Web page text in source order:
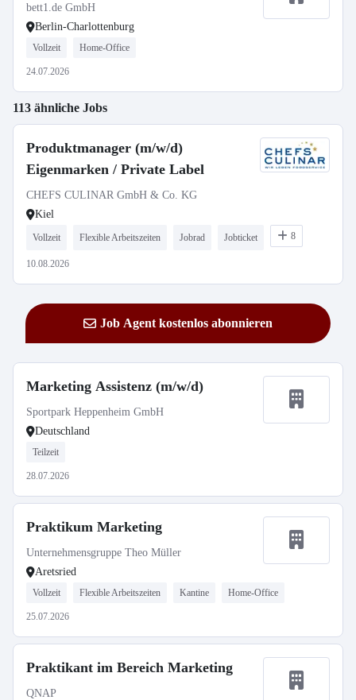
bett1.de GmbH
Berlin-Charlottenburg
Vollzeit Home-Office
24.07.2026
113 ähnliche Jobs
Produktmanager (m/w/d)
Eigenmarken / Private Label
CHEFS CULINAR GmbH & Co. KG
Kiel
Vollzeit Flexible Arbeitszeiten Jobrad Jobticket 8
10.08.2026
Job Agent kostenlos abonnieren
Marketing Assistenz (m/w/d)
Sportpark Heppenheim GmbH
Deutschland
Teilzeit
28.07.2026
Praktikum Marketing
Unternehmensgruppe Theo Müller
Aretsried
Vollzeit Flexible Arbeitszeiten Kantine Home-Office
25.07.2026
Praktikant im Bereich Marketing
QNAP